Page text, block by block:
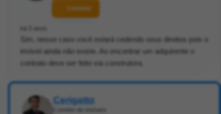
Contatar
há 5 anos
Sim, nesse caso você estará cedendo seus direitos pois o
imóvel ainda não existe. Ao encontrar um adquirente o
contrato deve ser feito via construtora.
Cerigatto
Corretor de imóveis